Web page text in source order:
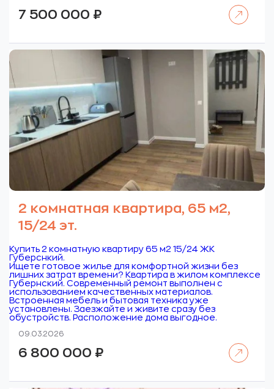
7 500 000 ₽
2 комнатная квартира, 65 м2,
15/24 эт.
Купить 2 комнатную квартиру 65 м2 15/24 ЖК
Губерснкий.
Ищете готовое жилье для комфортной жизни без
лишних затрат времени? Квартира в жилом комплексе
Губернский. Современный ремонт выполнен с
использованием качественных материалов.
Встроенная мебель и бытовая техника уже
установлены. Заезжайте и живите сразу без
обустройств. Расположение дома выгодное.
09.03.2026
6 800 000 ₽